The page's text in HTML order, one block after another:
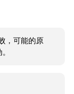
，可能的原